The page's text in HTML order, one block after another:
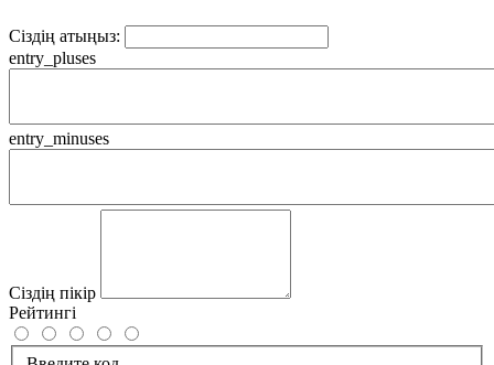
Сіздің атыңыз:
entry_pluses
entry_minuses
Сіздің пікір
Рейтингі